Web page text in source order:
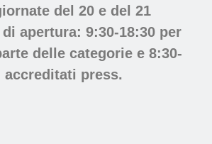
del 20 e del 21
apertura: 9:30-18:30 per
delle categorie e 8:30-
accreditati press.